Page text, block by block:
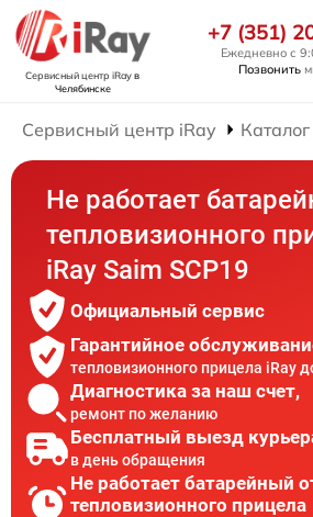
Сервисный центр iRayв
Челябинске
+7 (351)
Ежедневно с
Позвонить
Сервисный центр iRay
Не работает
тепловизионного
iRay Saim SCP19
Официальный сервис
Гарантийное
тепловизионного прицела iRay
Диагностика за наш счет,
ремонт по желанию
Бесплатный выезд
в день обращения
Не работает батарейный
тепловизионного прицела